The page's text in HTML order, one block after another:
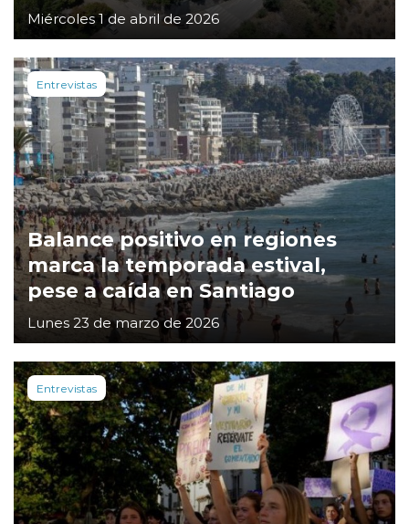
Miércoles 1 de abril de 2026
Entrevistas
Balance positivo en regiones
marca la temporada estival,
pese a caída en Santiago
Lunes 23 de marzo de 2026
Entrevistas